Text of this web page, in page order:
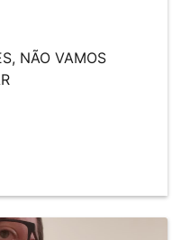
NÃO VAMOS